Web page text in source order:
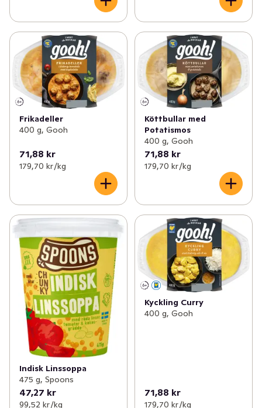
Frikadeller
400 g, Gooh
71,88 kr
179,70 kr /kg
Köttbullar med
Potatismos
400 g, Gooh
71,88 kr
179,70 kr /kg
Indisk Linssoppa
475 g, Spoons
47,27 kr
99,52 kr /kg
Kyckling Curry
400 g, Gooh
71,88 kr
179,70 kr /kg